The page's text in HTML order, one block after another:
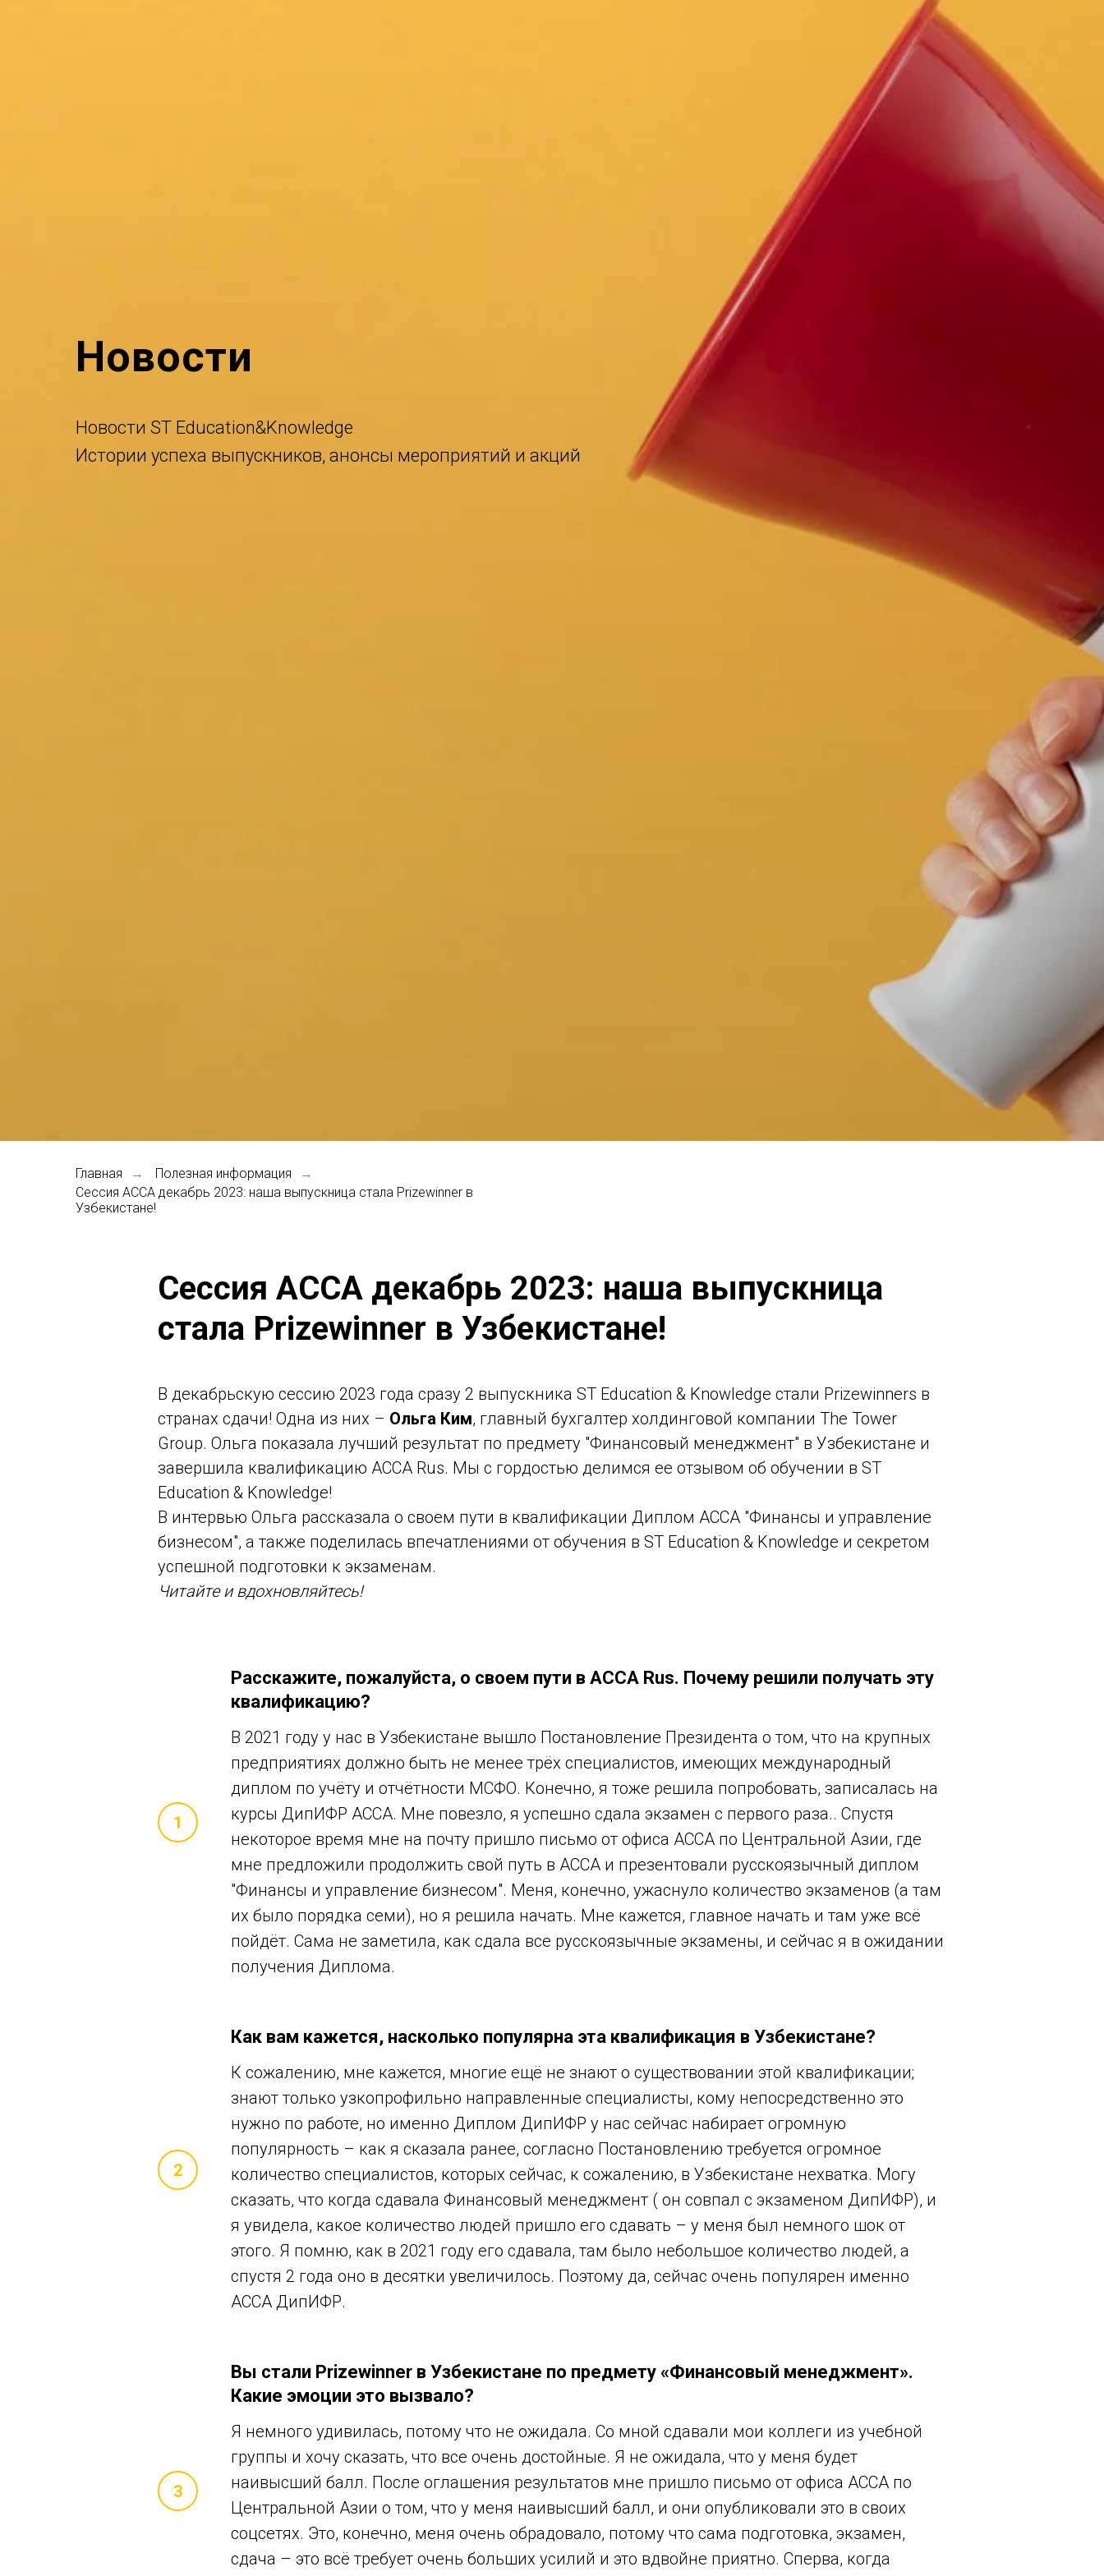
Новости
Новости ST Education&Knowledge
Истории успеха выпускников, анонсы мероприятий и акций
Главная → Полезная информация →
Сессия ACCA декабрь 2023: наша выпускница стала Prizewinner в
Узбекистане!
Сессия ACCA декабрь 2023: наша выпускница
стала Prizewinner в Узбекистане!
В декабрьскую сессию 2023 года сразу 2 выпускника ST Education & Knowledge стали Prizewinners в
странах сдачи! Одна из них – Ольга Ким, главный бухгалтер холдинговой компании The Tower
Group. Ольга показала лучший результат по предмету "Финансовый менеджмент" в Узбекистане и
завершила квалификацию ACCA Rus. Мы с гордостью делимся ее отзывом об обучении в ST
Education & Knowledge!
В интервью Ольга рассказала о своем пути в квалификации Диплом ACCA "Финансы и управление
бизнесом", а также поделилась впечатлениями от обучения в ST Education & Knowledge и секретом
успешной подготовки к экзаменам.
Читайте и вдохновляйтесь!
Расскажите, пожалуйста, о своем пути в ACCA Rus. Почему решили получать эту
квалификацию?
В 2021 году у нас в Узбекистане вышло Постановление Президента о том, что на крупных
предприятиях должно быть не менее трёх специалистов, имеющих международный
диплом по учёту и отчётности МСФО. Конечно, я тоже решила попробовать, записалась на
курсы ДипИФР ACCA. Мне повезло, я успешно сдала экзамен с первого раза.. Спустя
некоторое время мне на почту пришло письмо от офиса ACCA по Центральной Азии, где
мне предложили продолжить свой путь в ACCA и презентовали русскоязычный диплом
"Финансы и управление бизнесом". Меня, конечно, ужаснуло количество экзаменов (а там
их было порядка семи), но я решила начать. Мне кажется, главное начать и там уже всё
пойдёт. Сама не заметила, как сдала все русскоязычные экзамены, и сейчас я в ожидании
получения Диплома.
Как вам кажется, насколько популярна эта квалификация в Узбекистане?
К сожалению, мне кажется, многие ещё не знают о существовании этой квалификации;
знают только узкопрофильно направленные специалисты, кому непосредственно это
нужно по работе, но именно Диплом ДипИФР у нас сейчас набирает огромную
популярность – как я сказала ранее, согласно Постановлению требуется огромное
количество специалистов, которых сейчас, к сожалению, в Узбекистане нехватка. Могу
сказать, что когда сдавала Финансовый менеджмент ( он совпал с экзаменом ДипИФР), и
я увидела, какое количество людей пришло его сдавать – у меня был немного шок от
этого. Я помню, как в 2021 году его сдавала, там было небольшое количество людей, а
спустя 2 года оно в десятки увеличилось. Поэтому да, сейчас очень популярен именно
ACCA ДипИФР.
Вы стали Prizewinner в Узбекистане по предмету «Финансовый менеджмент».
Какие эмоции это вызвало?
Я немного удивилась, потому что не ожидала. Со мной сдавали мои коллеги из учебной
группы и хочу сказать, что все очень достойные. Я не ожидала, что у меня будет
наивысший балл. После оглашения результатов мне пришло письмо от офиса ACCA по
Центральной Азии о том, что у меня наивысший балл, и они опубликовали это в своих
соцсетях. Это, конечно, меня очень обрадовало, потому что сама подготовка, экзамен,
сдача – это всё требует очень больших усилий и это вдвойне приятно. Сперва, когда